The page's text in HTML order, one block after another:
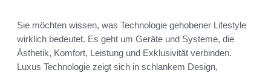
Sie möchten wissen, was Technologie gehobener Lifestyle
wirklich bedeutet. Es geht um Geräte und Systeme, die
Ästhetik, Komfort, Leistung und Exklusivität verbinden.
Luxus Technologie zeigt sich in schlankem Design,